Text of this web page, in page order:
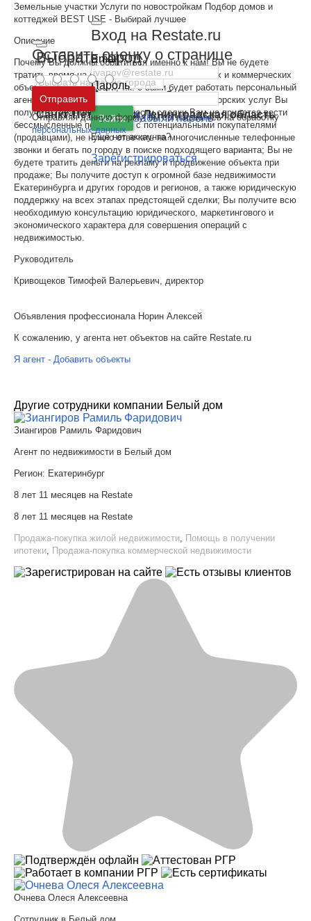
Выбрать город
Москва и
Московская область
Санкт-Петербург иЛенинградская область
Вход на Restate.ru
Email
Пароль
Войти Забыли пароль
Ещё нет аккаунта?
Зарегистрироваться
Земельные участки Услуги по новостройкам Подбор домов и
коттеджей BEST USE - Выбирай лучшее
Описание
Почему Вы должны обратиться именно к нам! Вы не будете
тратить время на самостоятельный поиск жилых и коммерческих
объектов недвижимости, т.к. с вами будет работать персональный
агент, который предоставит полный пакет риэлторских услуг Вы
получите гарантию безопасности сделки Вам не придется вести
бессмысленные переговоры с потенциальными покупателями
(продавцами), не нужно отвечать на многочисленные телефонные
звонки и бегать по городу в поиске подходящего варианта; Вы не
будете тратить деньги на рекламу и продвижение объекта при
продаже; Вы получите доступ к огромной базе недвижимости
Екатеринбурга и других городов и регионов, а также юридическую
поддержку на всех этапах предстоящей сделки; Вы получите всю
необходимую консультацию юридического, маркетингового и
экономического характера для совершения операций с
недвижимостью.
Руководитель
Кривощеков Тимофей Валерьевич, директор
Объявления профессионала Норин Алексей
К сожалению, у агента нет объектов на сайте Restate.ru
Я агент - Добавить объекты
Другие сотрудники компании Белый дом
Зиангиров Рамиль Фаридович
Агент по недвижимости в Белый дом
Регион: Екатеринбург
8 лет 11 месяцев на Restate
8 лет 11 месяцев на Restate
Продажа-покупка жилой недвижимости Помощь в получении
ипотеки Продажа-покупка коммерческой недвижимости
Очнева Олеся Алексеевна
Оставить оценку о странице
Отправить
Отправляя данную форму, вы соглашаетесь на обработку
персональных данных